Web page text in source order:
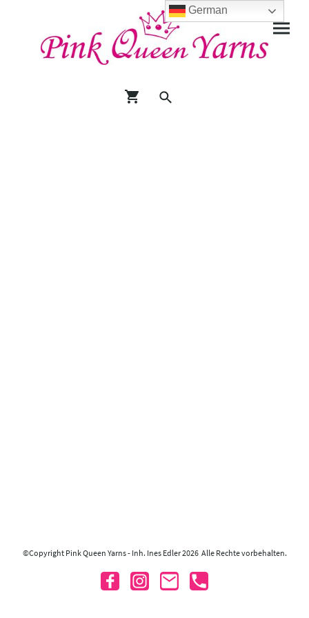
©Copyright Pink Queen Yarns - Inh. Ines Edler 2026 Alle Rechte vorbehalten.
German